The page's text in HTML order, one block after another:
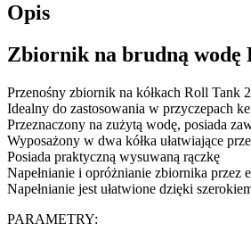
Opis
Zbiornik na brudną wodę
Przenośny zbiornik na kółkach Roll Tank
Idealny do zastosowania w przyczepach
Przeznaczony na zużytą wodę, posiada
Wyposażony w dwa kółka ułatwiające
Posiada praktyczną wysuwaną rączkę
Napełnianie i opróżnianie zbiornika przez
Napełnianie jest ułatwione dzięki
PARAMETRY: